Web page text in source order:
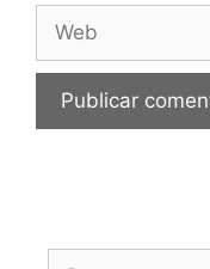
Web
Buscar: